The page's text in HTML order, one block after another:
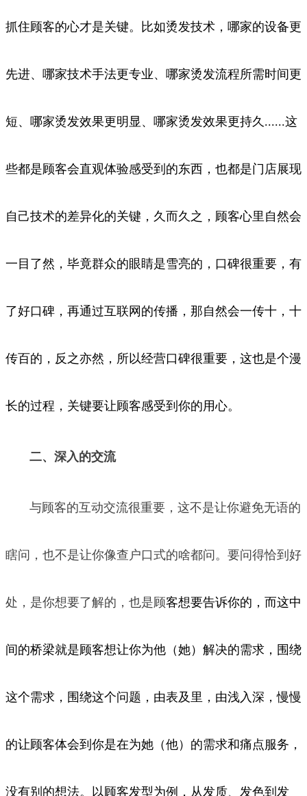
抓住顾客的心才是关键。比如烫发技术，哪家的设备更
先进、哪家技术手法更专业、哪家烫发流程所需时间更
短、哪家烫发效果更明显、哪家烫发效果更持久 ......这
些都是顾客会直观体验感受到的东西，也都是门店展现
自己技术的差异化的关键，久而久之，顾客心里自然会
一目了然，毕竟群众的眼睛是雪亮的，口碑很重要，有
了好口碑，再通过互联网的传播，那自然会一传十，十
传百的，反之亦然，所以经营口碑很重要，这也是个漫
长的过程，关键要让顾客感受到你的用心。
二、深入的交流
与顾客的互动交流很重要，这不是让你避免无语的
瞎问，也不是让你像查户口式的啥都问。要问得恰到好
处，是你想要了解的，也是顾客想要告诉你的，而这中
间的桥梁就是顾客想让你为他（她）解决的需求，围绕
这个需求，围绕这个问题，由表及里，由浅入深，慢慢
的让顾客体会到你是在为她（他）的需求和痛点服务，
没有别的想法。以顾客发型为例，从发质、发色到发